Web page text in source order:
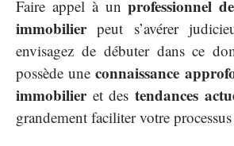
Faire appel à unprofessionnel
immobilierpeut s’avérer
envisagez de débuter dans ce
possède uneconnaissance
immobilieret destendances
grandement faciliter votre